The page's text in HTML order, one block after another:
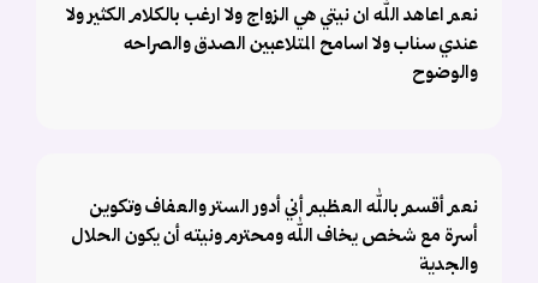
نعم اعاهد الله ان نيتي هي الزواج ولا ارغب بالكلام الكثير ولا
عندي سناب ولا اسامح المتلاعبين الصدق والصراحه
والوضوح
نعم أقسم بالله العظيم أني أدور الستر والعفاف وتكوين
أسرة مع شخص يخاف الله ومحترم ونيته أن يكون الحلال
والجدية